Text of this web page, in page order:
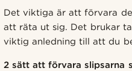
Det viktiga är att förvara
att räta ut sig. Det brukar
viktig anledning till att du
2 sätt att förvara slipsarna